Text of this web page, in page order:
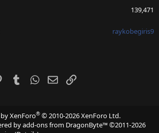
139,471
raykobegiris9
PinterestTumblrWhatsApp
EmailLink
XenForo® © 2010-2026 XenForo Ltd.
byadd-ons from DragonByte™©2011-2026